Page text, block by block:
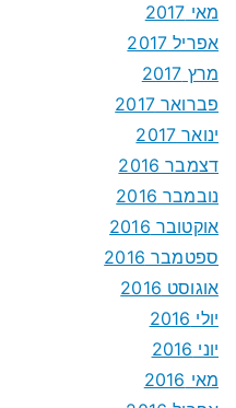
מאי 2017
אפריל 2017
מרץ 2017
פברואר 2017
ינואר 2017
דצמבר 2016
נובמבר 2016
אוקטובר 2016
ספטמבר 2016
אוגוסט 2016
יולי 2016
יוני 2016
מאי 2016